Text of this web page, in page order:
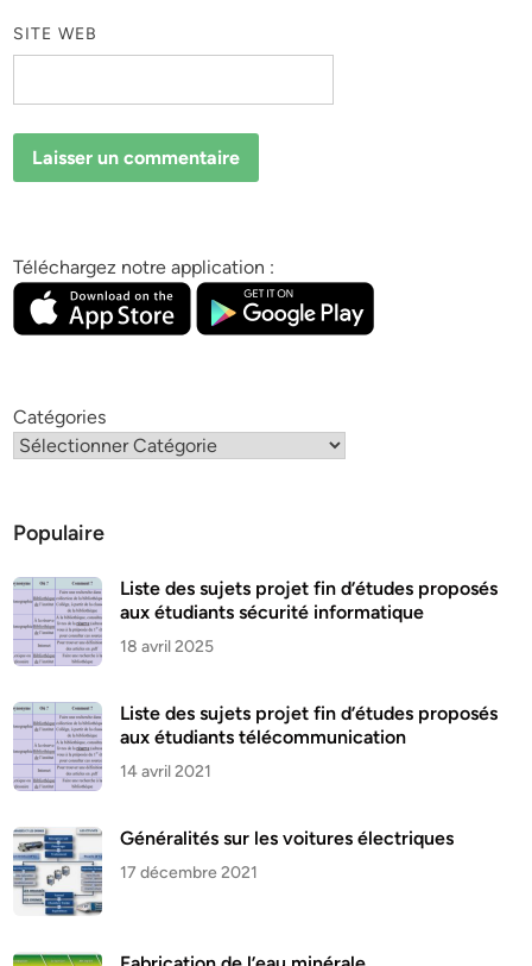
SITE WEB
Téléchargez notre application :
Catégories
Populaire
Liste des sujets projet fin d’études proposés
aux étudiants sécurité informatique
18 avril 2025
Liste des sujets projet fin d’études proposés
aux étudiants télécommunication
14 avril 2021
Généralités sur les voitures électriques
17 décembre 2021